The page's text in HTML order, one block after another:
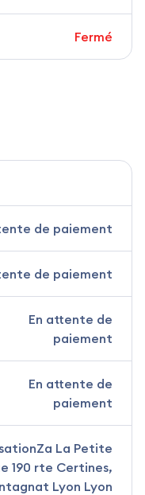
Fermé
de paiement
de paiement
En attente de
paiement
En attente de
paiement
La Petite
190 rte Certines,
Lyon Lyon